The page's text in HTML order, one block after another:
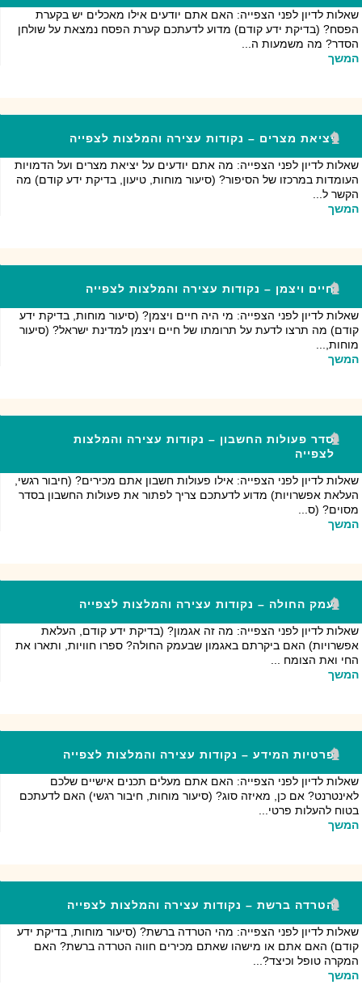
שאלות לדיון לפני הצפייה: האם אתם יודעים אילו מאכלים יש בקערת
הפסח? (בדיקת ידע קודם) מדוע לדעתכם קערת הפסח נמצאת על שולחן
הסדר? מה משמעות ה...
המשך
יציאת מצרים – נקודות עצירה והמלצות לצפייה
שאלות לדיון לפני הצפייה: מה אתם יודעים על יציאת מצרים ועל הדמויות
העומדות במרכזו של הסיפור? (סיעור מוחות, טיעון, בדיקת ידע קודם) מה
הקשר ל...
המשך
חיים ויצמן – נקודות עצירה והמלצות לצפייה
שאלות לדיון לפני הצפייה: מי היה חיים ויצמן? (סיעור מוחות, בדיקת ידע
קודם) מה תרצו לדעת על תרומתו של חיים ויצמן למדינת ישראל? (סיעור
מוחות,...
המשך
סדר פעולות החשבון – נקודות עצירה והמלצות
לצפייה
שאלות לדיון לפני הצפייה: אילו פעולות חשבון אתם מכירים? (חיבור רגשי,
העלאת אפשרויות) מדוע לדעתכם צריך לפתור את פעולות החשבון בסדר
מסוים? (ס...
המשך
עמק החולה – נקודות עצירה והמלצות לצפייה
שאלות לדיון לפני הצפייה: מה זה אגמון? (בדיקת ידע קודם, העלאת
אפשרויות) האם ביקרתם באגמון שבעמק החולה? ספרו חוויות, ותארו את
החי ואת הצומח ...
המשך
פרטיות המידע – נקודות עצירה והמלצות לצפייה
שאלות לדיון לפני הצפייה: האם אתם מעלים תכנים אישיים שלכם
לאינטרנט? אם כן, מאיזה סוג? (סיעור מוחות, חיבור רגשי) האם לדעתכם
בטוח להעלות פרטי...
המשך
הטרדה ברשת – נקודות עצירה והמלצות לצפייה
שאלות לדיון לפני הצפייה: מהי הטרדה ברשת? (סיעור מוחות, בדיקת ידע
קודם) האם אתם או מישהו שאתם מכירים חווה הטרדה ברשת? האם
המקרה טופל וכיצד?...
המשך